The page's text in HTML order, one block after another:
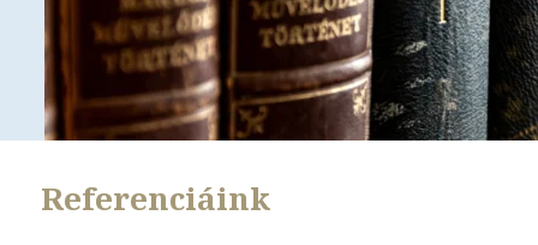
Referenciáink